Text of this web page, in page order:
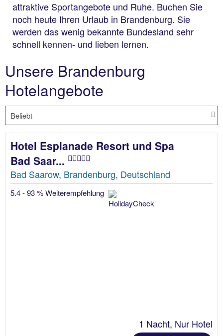
attraktive Sportangebote und Ruhe. Buchen Sie
noch heute Ihren Urlaub in Brandenburg. Sie
werden das wenig bekannte Bundesland sehr
schnell kennen- und lieben lernen.
Unsere Brandenburg
Hotelangebote
Hotel Esplanade Resort und Spa
Bad Saar...
Bad Saarow, Brandenburg, Deutschland
5.4 - 93 % Weiterempfehlung
1 Nacht, Nur Hotel